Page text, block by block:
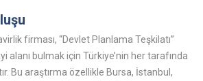
firması, “Devlet Planlama Teşkilatı”
alanı bulmak için Türkiye’nin her tarafında
Bu araştırma özellikle Bursa, İstanbul,